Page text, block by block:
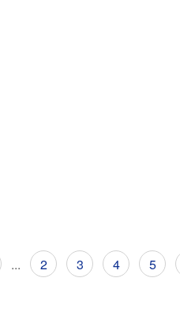
... 2 3 4 5